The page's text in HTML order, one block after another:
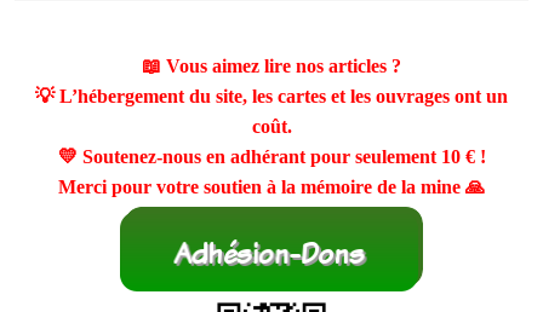
📖 Vous aimez lire nos articles ?
💡 L’hébergement du site, les cartes et les ouvrages ont un
coût.
💛 Soutenez-nous en adhérant pour seulement 10 €!
Merci pour votre soutien à la mémoire de la mine 🙏